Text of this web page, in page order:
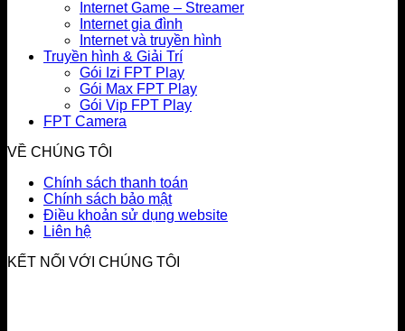
Internet Game – Streamer
Internet gia đình
Internet và truyền hình
Truyền hình & Giải Trí
Gói Izi FPT Play
Gói Max FPT Play
Gói Vip FPT Play
FPT Camera
VỀ CHÚNG TÔI
Chính sách thanh toán
Chính sách bảo mật
Điều khoản sử dụng website
Liên hệ
KẾT NỐI VỚI CHÚNG TÔI